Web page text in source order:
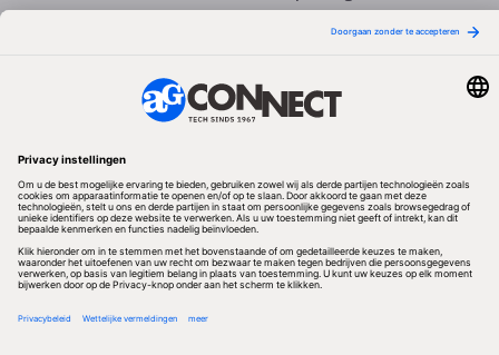
Adverteren
Nieuwsbrieven
Volg ons
Redactionele partner